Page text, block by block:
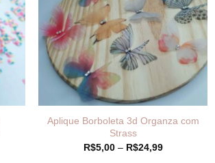
Aplique Borboleta 3d Organza com
Strass
R$5,00 – R$24,99Faixa